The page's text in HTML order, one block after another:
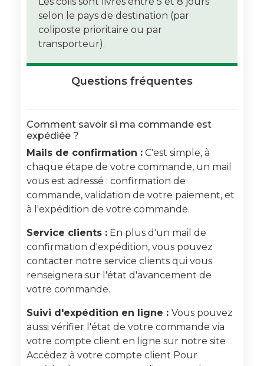
selon le pays de destination (par
coliposte prioritaire ou par
transporteur).
Questions fréquentes
Comment savoir si ma commande est
expédiée ?
Mails de confirmation : C'est simple, à
chaque étape de votre commande, un mail
vous est adressé : confirmation de
commande, validation de votre paiement, et
à l'expédition de votre commande.
Service clients : En plus d'un mail de
confirmation d'expédition, vous pouvez
contacter notre service clients qui vous
renseignera sur l'état d'avancement de
votre commande.
Suivi d'expédition en ligne : Vous pouvez
aussi vérifier l'état de votre commande via
votre compte client en ligne sur notre site
Accédez à votre compte client Pour